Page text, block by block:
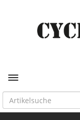
Toggle navigation